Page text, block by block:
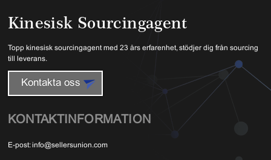
Kinesisk Sourcingagent
Topp kinesisk sourcingagent med 23 års erfarenhet, stödjer dig från sourcing
till leverans.
Kontakta oss
KONTAKTINFORMATION
E-post: info@sellersunion.com